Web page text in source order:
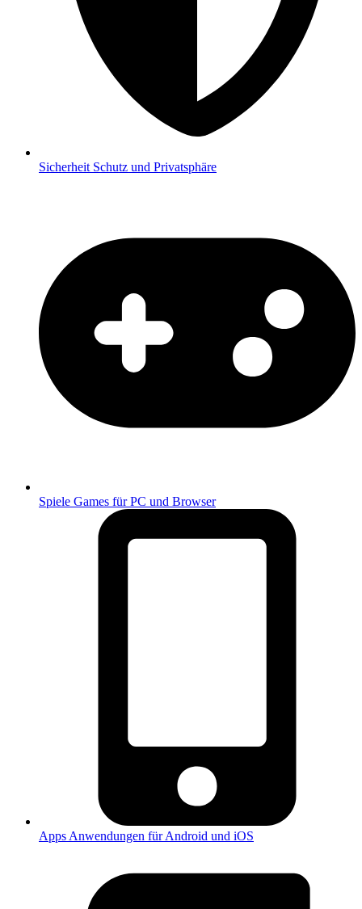
Sicherheit Schutz und Privatsphäre
Spiele Games für PC und Browser
Apps Anwendungen für Android und iOS